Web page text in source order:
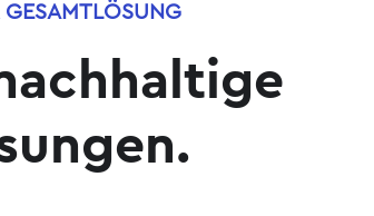
GESAMTLÖSUNG